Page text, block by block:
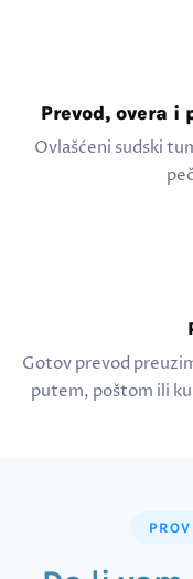
Prevod, overa
Ovlašćeni sudski
Gotov prevod
putem, poštom ili